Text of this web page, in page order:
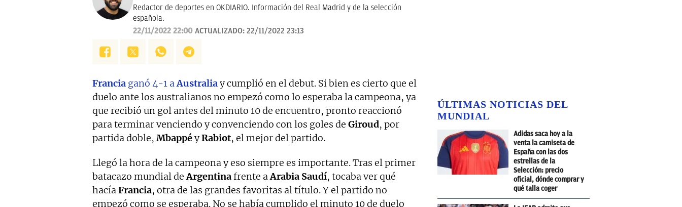
Redactor de deportes en OKDIARIO. Información del Real Madrid y de la selección
española.
22/11/2022 22:00 ACTUALIZADO: 22/11/2022 23:13
Francia ganó 4-1 aAustraliay cumplió en el debut. Si bien es cierto que el
duelo ante los australianos no empezó como lo esperaba la campeona, ya
que recibió un gol antes del minuto 10 de encuentro, pronto reaccionó
para terminar venciendo y convenciendo con los goles de Giroud, por
partida doble, MbappéyRabiot, el mejor del partido.
Llegó la hora de la campeona y eso siempre es importante. Tras el primer
batacazo mundial deArgentinafrente aArabia Saudí, tocaba ver qué
hacíaFrancia, otra de las grandes favoritas al título. Y el partido no
empezó como se esperaba. No se había cumplido el minuto 10 de duelo
ÚLTIMAS NOTICIAS DEL
MUNDIAL
Adidas saca hoy a la
venta la camiseta de
España con las dos
estrellas de la
Selección: precio
oficial, dónde comprar y
qué talla coger